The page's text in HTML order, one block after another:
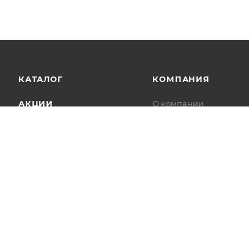
КАТАЛОГ
АКЦИИ
КОМПАНИЯ
О компании